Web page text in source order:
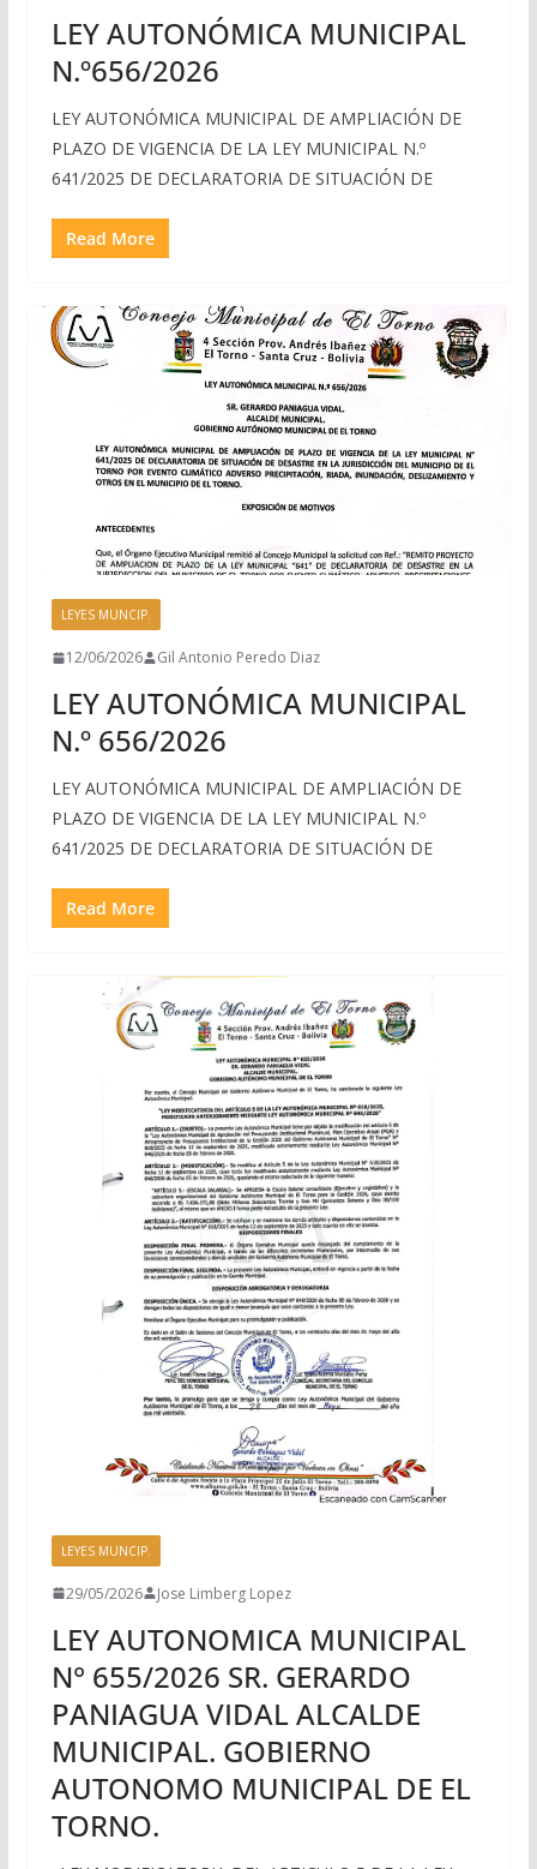
LEY AUTONÓMICA MUNICIPAL
N.º656/2026
LEY AUTONÓMICA MUNICIPAL DE AMPLIACIÓN DE
PLAZO DE VIGENCIA DE LA LEY MUNICIPAL N.º
641/2025 DE DECLARATORIA DE SITUACIÓN DE
Read More
LEYES MUNCIP.
12/06/2026 Gil Antonio Peredo Diaz
LEY AUTONÓMICA MUNICIPAL
N.º 656/2026
LEY AUTONÓMICA MUNICIPAL DE AMPLIACIÓN DE
PLAZO DE VIGENCIA DE LA LEY MUNICIPAL N.º
641/2025 DE DECLARATORIA DE SITUACIÓN DE
Read More
LEYES MUNCIP.
29/05/2026 Jose Limberg Lopez
LEY AUTONOMICA MUNICIPAL
N° 655/2026 SR. GERARDO
PANIAGUA VIDAL ALCALDE
MUNICIPAL. GOBIERNO
AUTONOMO MUNICIPAL DE EL
TORNO.